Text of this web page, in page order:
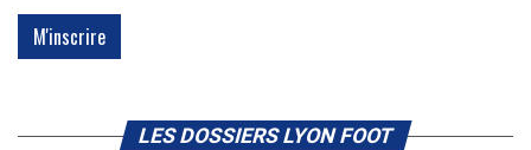
LES DOSSIERS LYON FOOT